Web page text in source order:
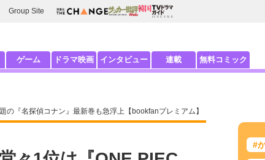
Group Site
ゲーム ドラマ映画 インタビュー 連載 無料コミック
の『名探偵コナン』最新巻も急浮上【bookfanプレミアム】
#